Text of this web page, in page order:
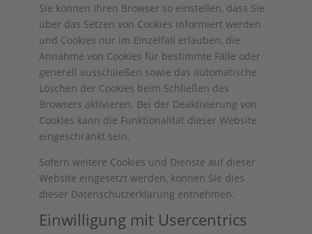
Sie können Ihren Browser so einstellen, dass Sie
über das Setzen von Cookies informiert werden
und Cookies nur im Einzelfall erlauben, die
Annahme von Cookies für bestimmte Fälle oder
generell ausschließen sowie das automatische
Löschen der Cookies beim Schließen des
Browsers aktivieren. Bei der Deaktivierung von
Cookies kann die Funktionalität dieser Website
eingeschränkt sein.
Sofern weitere Cookies und Dienste auf dieser
Website eingesetzt werden, können Sie dies
dieser Datenschutzerklärung entnehmen.
Einwilligung mit Usercentrics